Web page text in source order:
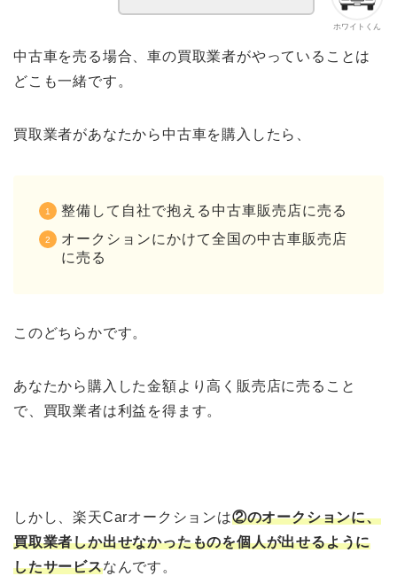
ホワイトくん
中古車を売る場合、車の買取業者がやっていることは
どこも一緒です。
買取業者があなたから中古車を購入したら、
整備して自社で抱える中古車販売店に売る
オークションにかけて全国の中古車販売店
に売る
このどちらかです。
あなたから購入した金額より高く販売店に売ること
で、買取業者は利益を得ます。
しかし、楽天Carオークションは②のオークションに、
買取業者しか出せなかったものを個人が出せるように
したサービスなんです。